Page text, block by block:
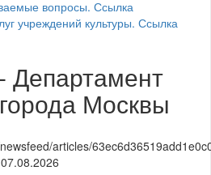
Департамент
Москвы
07.08.2026